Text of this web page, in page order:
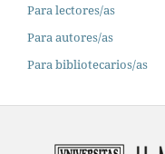
Para lectores/as
Para autores/as
Para bibliotecarios/as